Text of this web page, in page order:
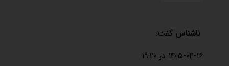
ناشناس گفت:
1405-04-16 در 19:20